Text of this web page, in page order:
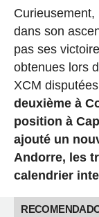
dans son
pas ses
obtenues lors
XCM
deuxième à
position à
ajouté un
Andorre, les
calendrier